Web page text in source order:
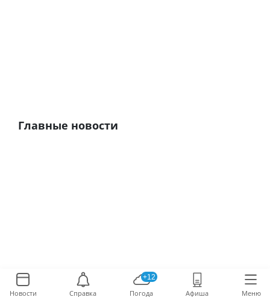
Главные новости
Новости Справка
+12
Погода Афиша Меню